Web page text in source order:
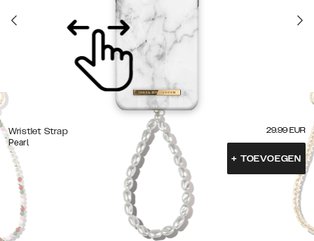
Wristlet Strap
Pearl
29.99 EUR
+ TOEVOEGEN